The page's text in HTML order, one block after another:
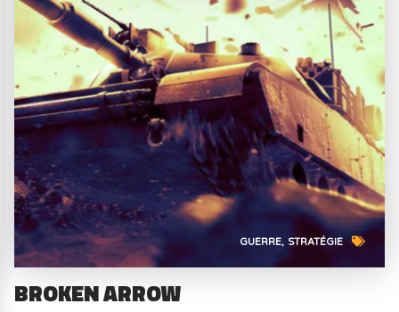
GUERRE STRATÉGIE
BROKEN ARROW